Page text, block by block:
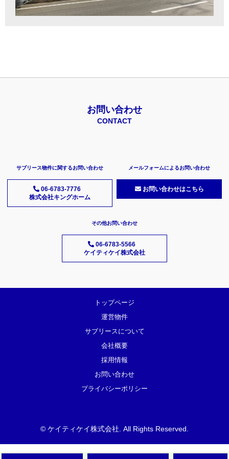
お問い合わせ
CONTACT
サブリース物件に関するお問い合わせ
06-6783-7776
株式会社キングホーム
メールフォームによるお問い合わせ
お問い合わせはこちら
その他お問い合わせ
06-6783-5566
ケイティケイ株式会社
トップページ
運営物件
サブリースについて
会社概要
採用情報
お問い合わせ
プライバシーポリシー
© ケイティケイ株式会社 . All Rights Reserved.